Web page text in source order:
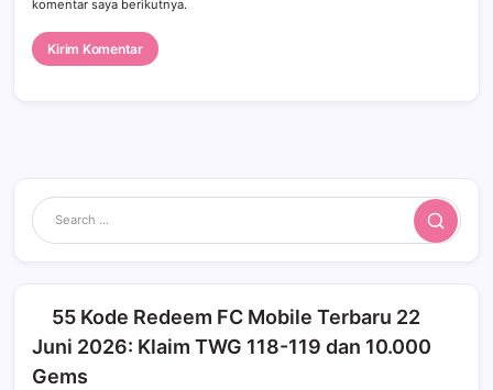
komentar saya berikutnya.
Search
55 Kode Redeem FC Mobile Terbaru 22
Juni 2026: Klaim TWG 118-119 dan 10.000
Gems